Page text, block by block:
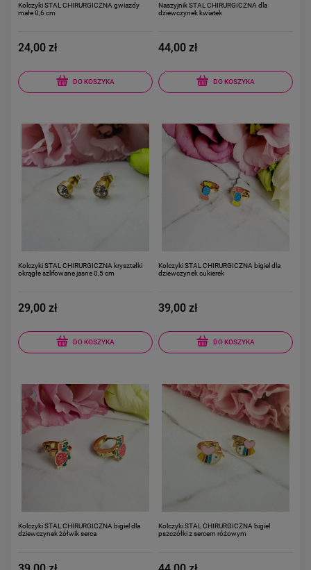
Kolczyki STAL CHIRURGICZNA gwiazdy
małe 0,6 cm
24,00 zł
DO KOSZYKA
Naszyjnik STAL CHIRURGICZNA dla
dziewczynek kwiatek
44,00 zł
DO KOSZYKA
Kolczyki STAL CHIRURGICZNA kryształki
okrągłe szlifowane jasne 0,5 cm
29,00 zł
DO KOSZYKA
Kolczyki STAL CHIRURGICZNA bigiel dla
dziewczynek cukierek
39,00 zł
DO KOSZYKA
Kolczyki STAL CHIRURGICZNA bigiel dla
dziewczynek żółwik serca
Kolczyki STAL CHIRURGICZNA bigiel
pszczółki z sercem różowym